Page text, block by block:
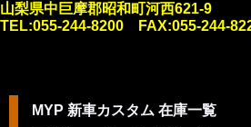
山梨県中巨摩郡昭和町河西621-9
TEL:055-244-8200 FAX:055-244-
MYP 新車カスタム 在庫一覧